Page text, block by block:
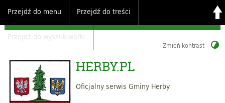
Przejdź do menu Przejdź do treści
Przejdź do wyszukiwarki
Zmień kontrast
HERBY.PL
Oficjalny serwis Gminy Herby